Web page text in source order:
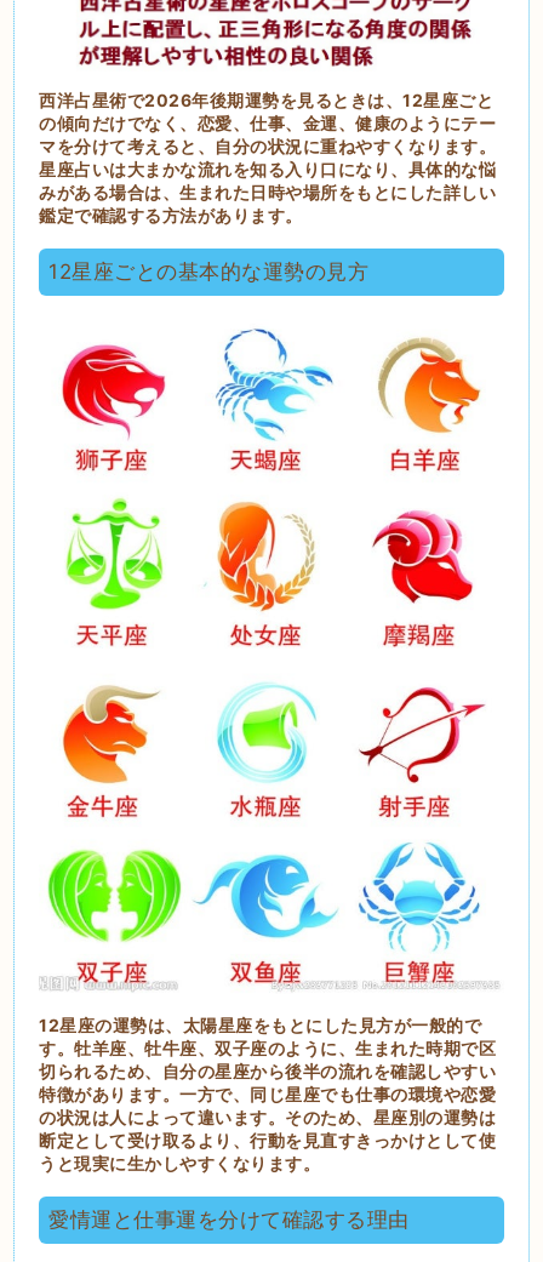
西洋占星術で2026年後期運勢を見るときは、12星座ごと
の傾向だけでなく、恋愛、仕事、金運、健康のようにテー
マを分けて考えると、自分の状況に重ねやすくなります。
星座占いは大まかな流れを知る入り口になり、具体的な悩
みがある場合は、生まれた日時や場所をもとにした詳しい
鑑定で確認する方法があります。
12星座ごとの基本的な運勢の見方
12星座の運勢は、太陽星座をもとにした見方が一般的で
す。牡羊座、牡牛座、双子座のように、生まれた時期で区
切られるため、自分の星座から後半の流れを確認しやすい
特徴があります。一方で、同じ星座でも仕事の環境や恋愛
の状況は人によって違います。そのため、星座別の運勢は
断定として受け取るより、行動を見直すきっかけとして使
うと現実に生かしやすくなります。
愛情運と仕事運を分けて確認する理由